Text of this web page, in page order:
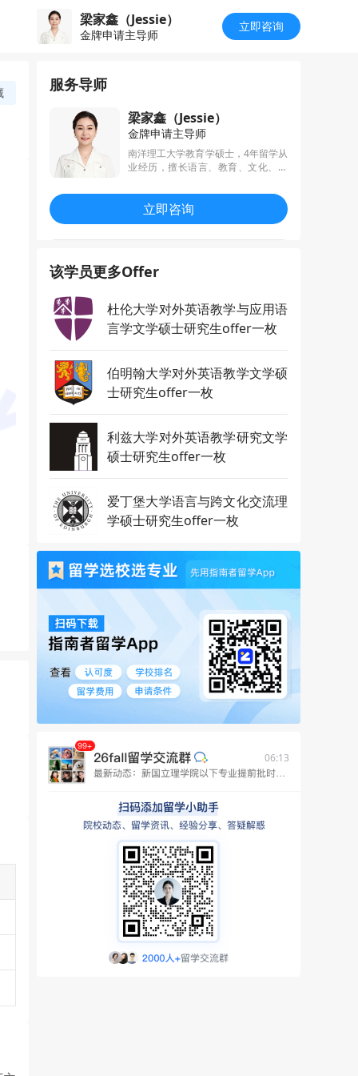
梁家鑫（Jessie）
金牌申请主导师
立即咨询
服务导师
梁家鑫（Jessie）
金牌申请主导师
南洋理工大学教育学硕士，4年留学从
业经历，擅长语言、教育、文化、国
准挖掘学生经历与所申专业相关的经
历和优势，“严谨负责有态度、细致贴
心有温度”的服务理念受到众多学员和
立即咨询
该学员更多Offer
杜伦大学对外英语教学与应用语
言学文学硕士研究生offer一枚
伯明翰大学对外英语教学文学硕
士研究生offer一枚
利兹大学对外英语教学研究文学
硕士研究生offer一枚
爱丁堡大学语言与跨文化交流理
学硕士研究生offer一枚
06:13